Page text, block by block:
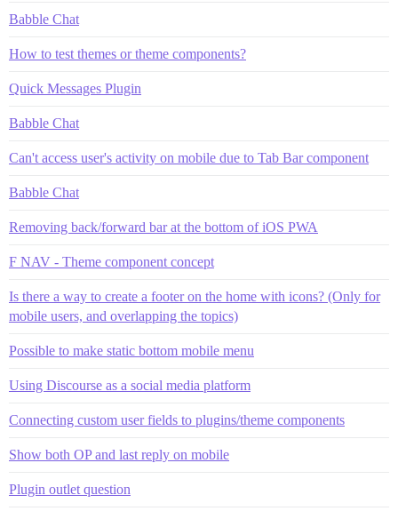
Babble Chat
How to test themes or theme components?
Quick Messages Plugin
Babble Chat
Can't access user's activity on mobile due to Tab Bar component
Babble Chat
Removing back/forward bar at the bottom of iOS PWA
F NAV - Theme component concept
Is there a way to create a footer on the home with icons? (Only for
mobile users, and overlapping the topics)
Possible to make static bottom mobile menu
Using Discourse as a social media platform
Connecting custom user fields to plugins/theme components
Show both OP and last reply on mobile
Plugin outlet question